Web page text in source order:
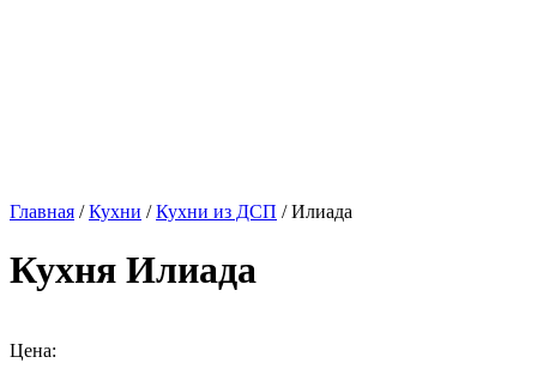
Главная /Кухни /Кухни из ДСП / Илиада
Кухня Илиада
Цена: